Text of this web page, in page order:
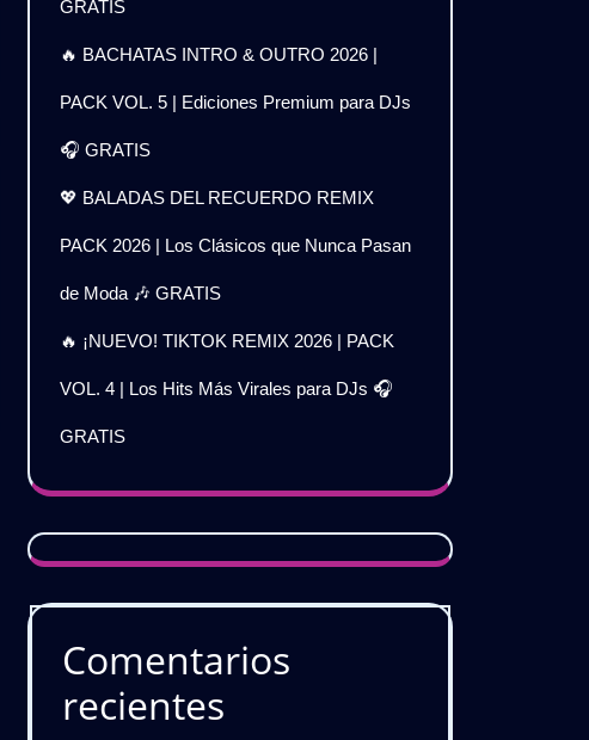
GRATIS
🔥 BACHATAS INTRO & OUTRO 2026 |
PACK VOL. 5 | Ediciones Premium para DJs
🎧 GRATIS
💖 BALADAS DEL RECUERDO REMIX
PACK 2026 | Los Clásicos que Nunca Pasan
de Moda 🎶 GRATIS
🔥 ¡NUEVO! TIKTOK REMIX 2026 | PACK
VOL. 4 | Los Hits Más Virales para DJs 🎧
GRATIS
Comentarios
recientes